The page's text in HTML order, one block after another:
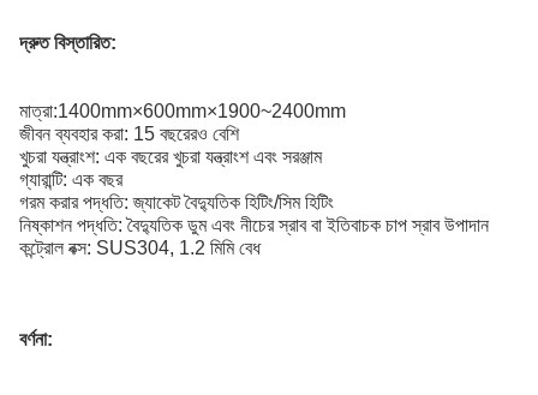
দ্রুত বিস্তারিত:
মাত্রা:1400mm×600mm×1900~2400mm
জীবন ব্যবহার করা: 15 বছরেরও বেশি
খুচরা যন্ত্রাংশ: এক বছরের খুচরা যন্ত্রাংশ এবং সরঞ্জাম
গ্যারান্টি: এক বছর
গরম করার পদ্ধতি: জ্যাকেট বৈদ্যুতিক হিটিং/সিম হিটিং
নিষ্কাশন পদ্ধতি: বৈদ্যুতিক ডুম এবং নীচের স্রাব বা ইতিবাচক চাপ স্রাব উপাদান
কন্ট্রোল বক্স: SUS304, 1.2 মিমি বেধ
বর্ণনা: